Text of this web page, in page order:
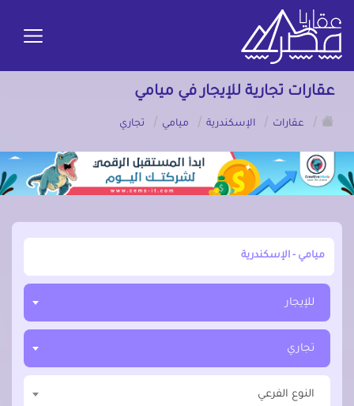
عقارات تجارية للإيجار في ميامي
/
عقارات / الإسكندرية / ميامي / تجاري
أبحث عن مدينة, محافظة, حي
للإيجار
تجاري
النوع الفرعي